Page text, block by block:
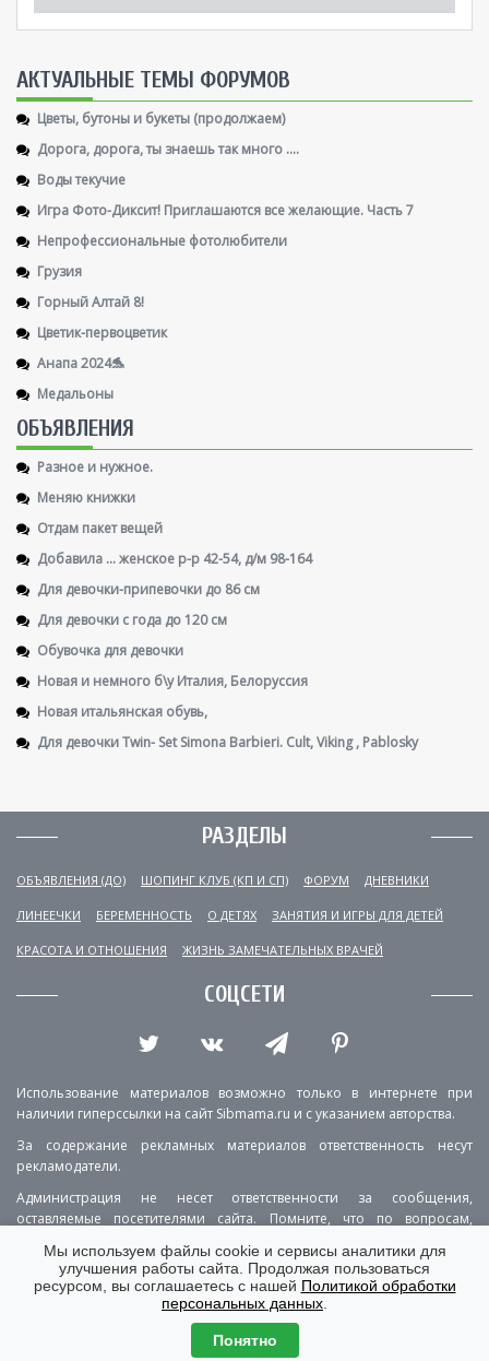
AКТУАЛЬНЫЕ ТЕМЫ ФОРУМОВ
Цветы, бутоны и букеты (продолжаем)
Дорога, дорога, ты знаешь так много ....
Воды текучие
Игра Фото-Диксит! Приглашаются все желающие. Часть 7
Непрофессиональные фотолюбители
Грузия
Горный Алтай 8!
Цветик-первоцветик
Анапа 2024🐬
Медальоны
ОБЪЯВЛЕНИЯ
Разное и нужное.
Меняю книжки
Отдам пакет вещей
Добавила ... женское р-р 42-54, д/м 98-164
Для девочки-припевочки до 86 см
Для девочки с года до 120 см
Обувочка для девочки
Новая и немного б\у Италия, Белоруссия
Новая итальянская обувь,
Для девочки Twin- Set Simona Barbieri. Cult, Viking , Pablosky
РАЗДЕЛЫ
ОБЪЯВЛЕНИЯ (ДО) ШОПИНГ КЛУБ (КП И СП) ФОРУМ ДНЕВНИКИ
ЛИНЕЕЧКИ БЕРЕМЕННОСТЬ О ДЕТЯХ ЗАНЯТИЯ И ИГРЫ ДЛЯ ДЕТЕЙ
КРАСОТА И ОТНОШЕНИЯ ЖИЗНЬ ЗАМЕЧАТЕЛЬНЫХ ВРАЧЕЙ
СОЦСЕТИ
Использование материалов возможно только в интернете при
наличии гиперссылки на сайт Sibmama.ru и с указанием авторства.
За содержание рекламных материалов ответственность несут
рекламодатели.
Администрация не несет ответственности за сообщения,
оставляемые посетителями сайта. Помните, что по вопросам,
РЕКЛАМА О ПРОЕКТЕ
КОНТАКТЫ
ПОЛИТИКА КОНФИДЕНЦИАЛЬНОСТИ
ВЕРСИЯ ДЛЯ КОМПЬЮТЕРА
Мы используем файлы cookie и сервисы аналитики для
улучшения работы сайта. Продолжая пользоваться
ресурсом, вы соглашаетесь с нашей Политикой обработки
персональных данных
Понятно